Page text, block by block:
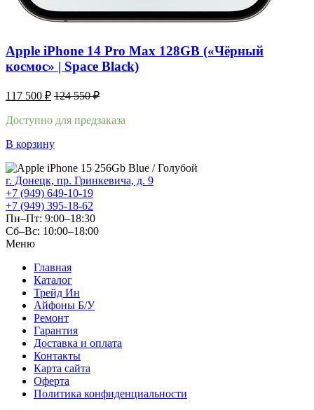
Apple iPhone 14 Pro Max 128GB («Чёрный
космос» | Space Black)
117 500 ₽ 124 550₽
Доступно для предзаказа
В корзину
г. Донецк, пр. Гринкевича, д. 9
+7 (949) 649-10-19
+7 (949) 395-18-62
Пн–Пт: 9:00–18:30
Сб–Вс: 10:00–18:00
Меню
Главная
Каталог
Трейд Ин
Айфоны Б/У
Ремонт
Гарантия
Доставка и оплата
Контакты
Карта сайта
Оферта
Политика конфиденциальности